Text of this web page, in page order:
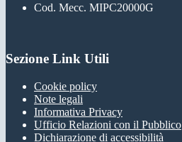
Cod. Mecc. MIPC20000G
Sezione Link Utili
Cookie policy
Note legali
Informativa Privacy
Ufficio Relazioni con il Pubblico
Dichiarazione di accessibilità